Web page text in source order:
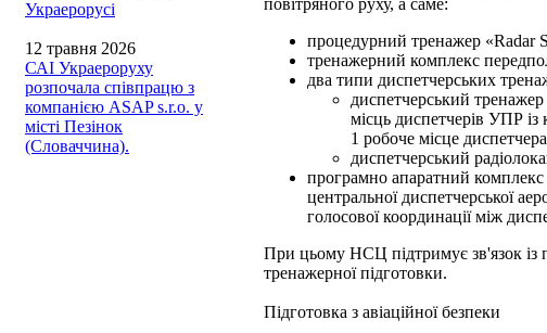
Украерорусі
12 травня 2026
САІ Украероруху
розпочала співпрацю з
компанією ASAP s.r.o. у
місті Пезінок
(Словаччина).
повітряного руху, а саме:
процедурний тренажер «Radar
тренажерний комплекс
два типи диспетчерських
диспетчерський
місць диспетчерів УПР
1 робоче місце
диспетчерський
програмно апаратний комплекс
центральної диспетчерської
голосової координації між
При цьому НСЦ підтримує зв'язок із
тренажерної підготовки.
Підготовка з авіаційної безпеки